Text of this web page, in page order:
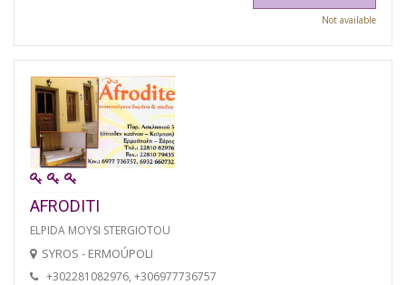
Not available
AFRODITI
ELPIDA MOYSI STERGIOTOU
SYROS - ERMOÚPOLI
+302281082976, +306977736757